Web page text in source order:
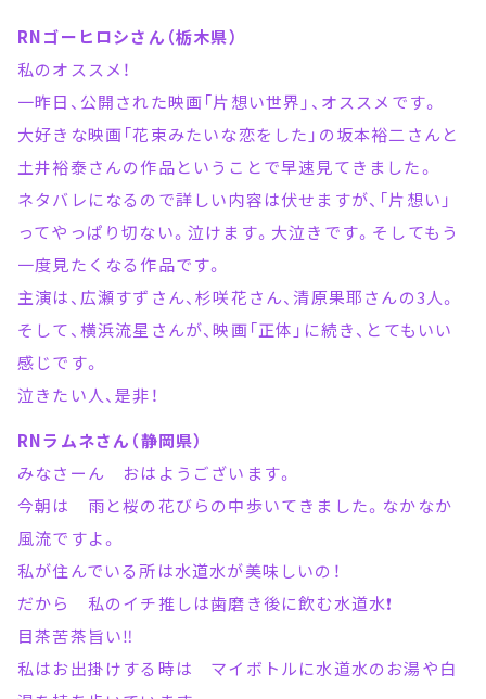
RNゴーヒロシさん（栃木県）
私のオススメ！
一昨日、公開された映画「片想い世界」、オススメです。
大好きな映画「花束みたいな恋をした」の坂本裕二さんと
土井裕泰さんの作品ということで早速見てきました。
ネタバレになるので詳しい内容は伏せますが、「片想い」
ってやっぱり切ない。泣けます。大泣きです。そしてもう
一度見たくなる作品です。
主演は、広瀬すずさん、杉咲花さん、清原果耶さんの3人。
そして、横浜流星さんが、映画「正体」に続き、とてもいい
感じです。
泣きたい人、是非！
RNラムネさん（静岡県）
みなさーん おはようございます。
今朝は 雨と桜の花びらの中歩いてきました。なかなか
風流ですよ。
私が住んでいる所は水道水が美味しいの！
だから 私のイチ推しは歯磨き後に飲む水道水❗
目茶苦茶旨い‼️
私はお出掛けする時は マイボトルに水道水のお湯や白